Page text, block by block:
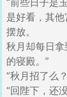
“前些日子是
是好看，其
摆放。
秋月却每日
的寝殿。”
“秋月招了么
“回陛下，还